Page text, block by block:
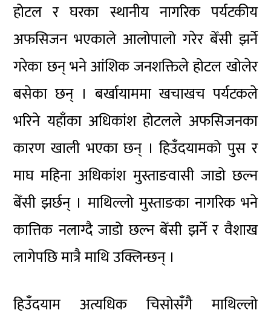
होटल र घरका स्थानीय नागरिक पर्यटकीय
अफसिजन भएकाले आलोपालो गरेर बेँसी झर्ने
गरेका छन् भने आंशिक जनशक्तिले होटल खोलेर
बसेका छन् । बर्खायाममा खचाखच पर्यटकले
भरिने यहाँका अधिकांश होटलले अफसिजनका
कारण खाली भएका छन् । हिउँदयामको पुस र
माघ महिना अधिकांश मुस्ताङवासी जाडो छल्न
बेँसी झर्छन् । माथिल्लो मुस्ताङका नागरिक भने
कात्तिक नलाग्दै जाडो छल्न बेँसी झर्ने र वैशाख
लागेपछि मात्रै माथि उक्लिन्छन् ।
हिउँदयाम अत्यधिक चिसोसँगै माथिल्लो